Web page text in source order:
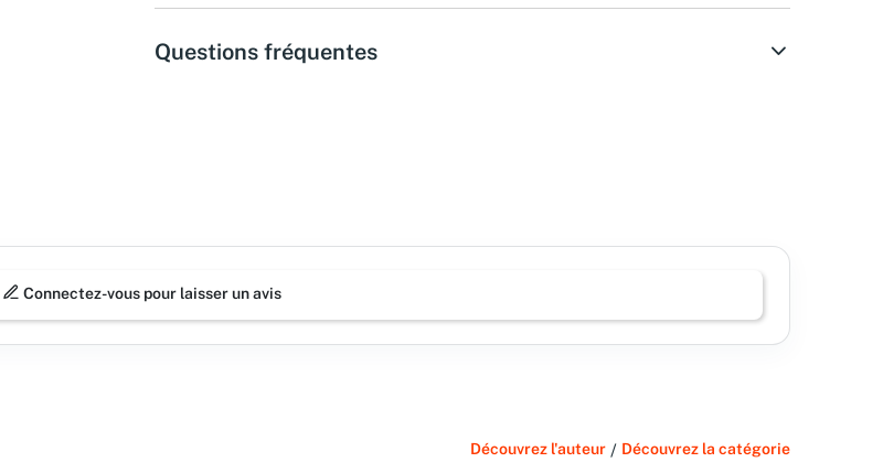
Questions fréquentes
Connectez-vous pour laisser un avis
Découvrez l'auteur / Découvrez la catégorie